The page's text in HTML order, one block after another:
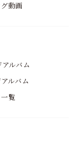
動画
ルバム
ルバム
覧